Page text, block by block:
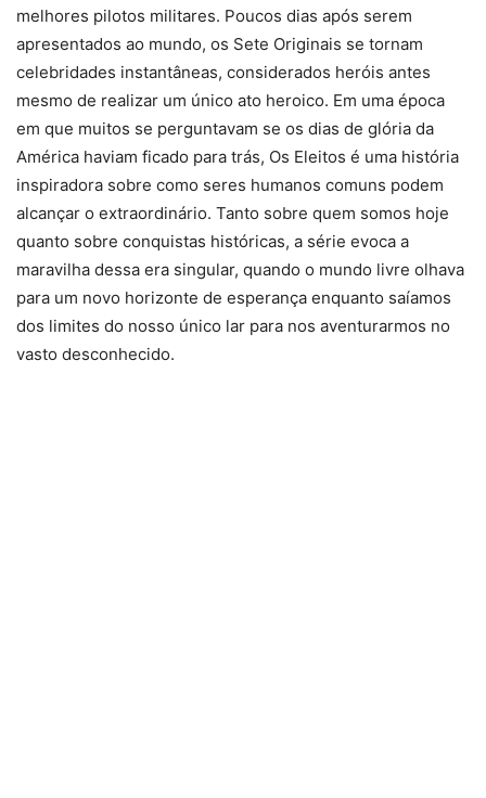
melhores pilotos militares. Poucos dias após serem
apresentados ao mundo, os Sete Originais se tornam
celebridades instantâneas, considerados heróis antes
mesmo de realizar um único ato heroico. Em uma época
em que muitos se perguntavam se os dias de glória da
América haviam ficado para trás, Os Eleitos é uma história
inspiradora sobre como seres humanos comuns podem
alcançar o extraordinário. Tanto sobre quem somos hoje
quanto sobre conquistas históricas, a série evoca a
maravilha dessa era singular, quando o mundo livre olhava
para um novo horizonte de esperança enquanto saíamos
dos limites do nosso único lar para nos aventurarmos no
vasto desconhecido.